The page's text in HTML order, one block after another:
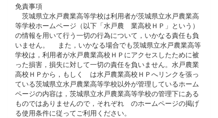
免責事項
茨城県立水戸農業高等学校は利用者が茨城県立水戸農業高
等学校ホームページ（以下「水戸農 業高校ＨＰ」という）
の情報を用いて行う一切の行為について，いかなる責任も負
いません。 また，いかなる場合でも茨城県立水戸農業高等
学校は，利用者が水戸農業高校ＨＰにアクセスしたために被
った損害，損失に対して一切の責任を負いません。水戸農業
高校ＨＰから，もしく は水戸農業高校ＨＰへリンクを張っ
ている茨城県立水戸農業高等学校以外が管理しているホーム
ページの内容は，茨城県立水戸農業高等学校の管理下にある
ものではありませんので，それぞれ のホームページの掲げ
る使用条件に従ってご利用ください。